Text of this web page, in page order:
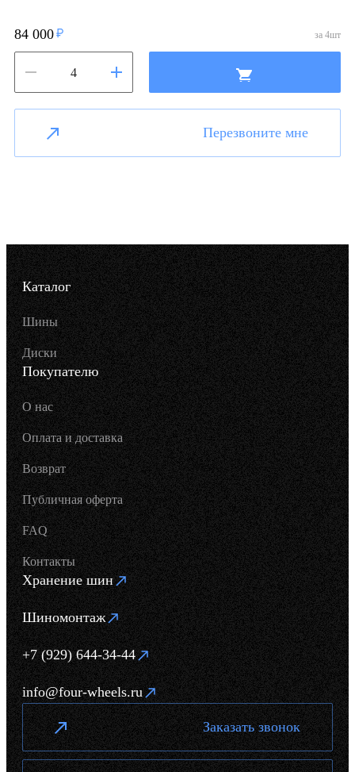
84 000 за 4шт
Перезвоните мне
Каталог
Шины
Диски
Покупателю
О нас
Оплата и доставка
Возврат
Публичная оферта
FAQ
Контакты
Хранение шин
Шиномонтаж
+7 (929) 644-34-44
info@four-wheels.ru
Заказать звонок